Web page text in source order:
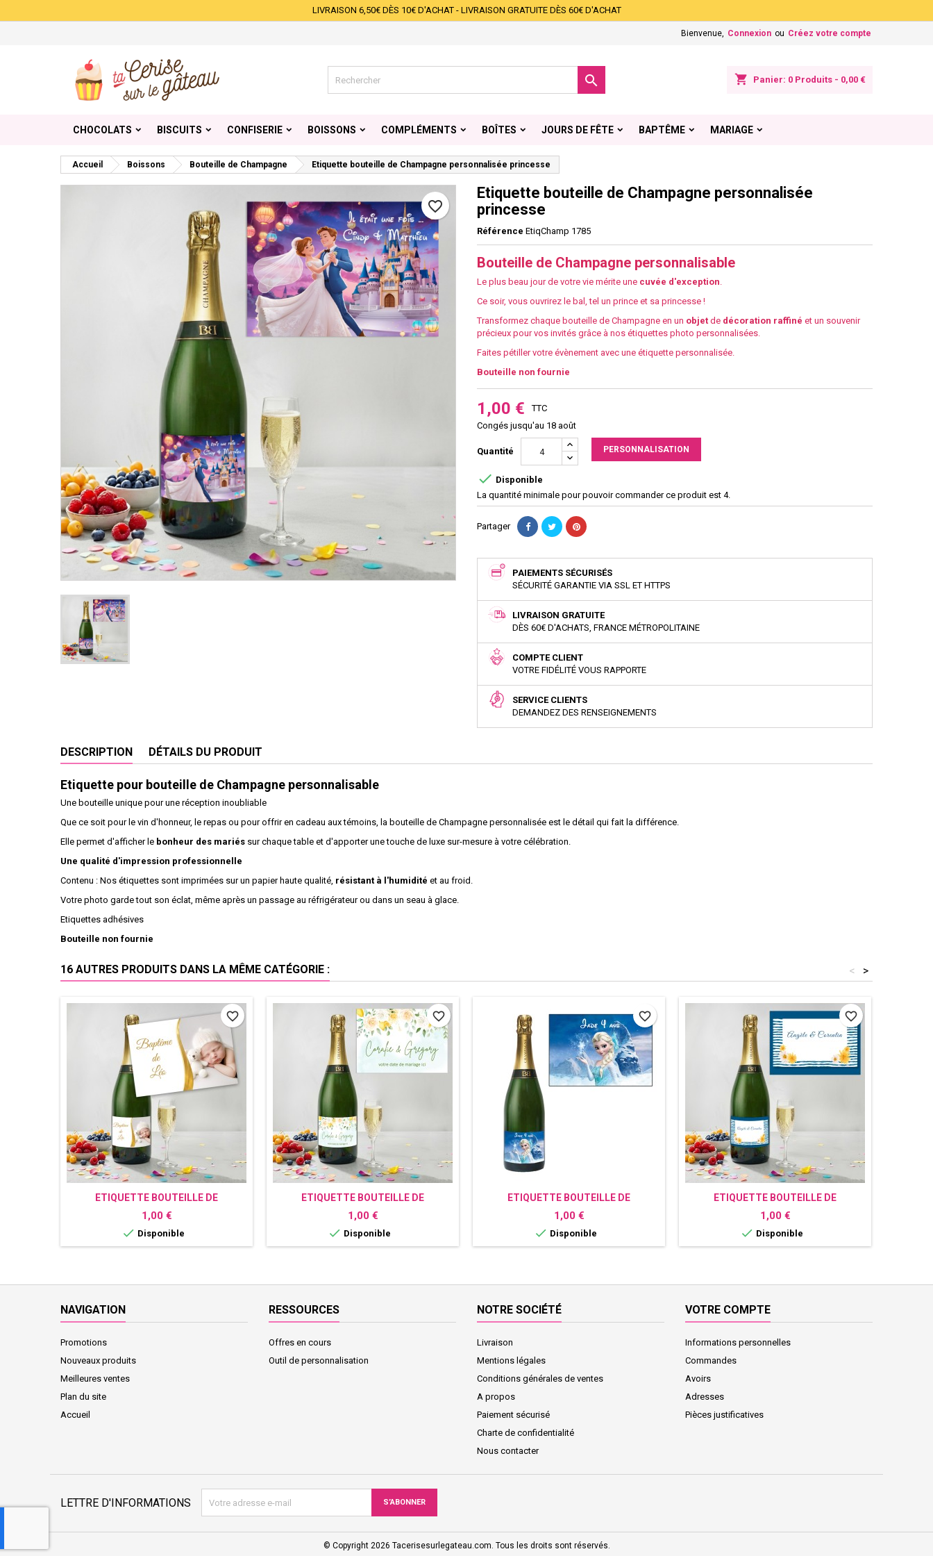
LIVRAISON 6,50€ DÈS 10€ D'ACHAT - LIVRAISON GRATUITE DÈS 60€ D'ACHAT
Bienvenue, Connexion ou Créez votre compte
shopping_cart Panier: 0 Produits - 0,00 €

CHOCOLATS BISCUITS CONFISERIE BOISSONS COMPLÉMENTS BOÎTES JOURS DE FÊTE BAPTÊME MARIAGE
Accueil Boissons Bouteille de Champagne Etiquette bouteille de Champagne personnalisée princesse
favorite_border
Etiquette bouteille de Champagne personnalisée
princesse
Référence EtiqChamp 1785
Bouteille de Champagne personnalisable
Le plus beau jour de votre vie mérite une cuvée d'exception.
Ce soir, vous ouvrirez le bal, tel un prince et sa princesse !
Transformez chaque bouteille de Champagne en un objet de décoration raffiné et un souvenir
précieux pour vos invités grâce à nos étiquettes photo personnalisées.
Faites pétiller votre évènement avec une étiquette personnalisée.
Bouteille non fournie
1,00 €
TTC
Congés jusqu'au 18 août
Quantité PERSONNALISATION
 Disponible
La quantité minimale pour pouvoir commander ce produit est 4.
Partager
PAIEMENTS SÉCURISÉS
SÉCURITÉ GARANTIE VIA SSL ET HTTPS
LIVRAISON GRATUITE
DÈS 60€ D'ACHATS, FRANCE MÉTROPOLITAINE
COMPTE CLIENT
VOTRE FIDÉLITÉ VOUS RAPPORTE
SERVICE CLIENTS
DEMANDEZ DES RENSEIGNEMENTS
DESCRIPTION DÉTAILS DU PRODUIT
Etiquette pour bouteille de Champagne personnalisable
Une bouteille unique pour une réception inoubliable
Que ce soit pour le vin d'honneur, le repas ou pour offrir en cadeau aux témoins, la bouteille de Champagne personnalisée est le détail qui fait la différence.
Elle permet d'afficher le bonheur des mariés sur chaque table et d'apporter une touche de luxe sur-mesure à votre célébration.
Une qualité d'impression professionnelle
Contenu : Nos étiquettes sont imprimées sur un papier haute qualité, résistant à l'humidité et au froid.
Votre photo garde tout son éclat, même après un passage au réfrigérateur ou dans un seau à glace.
Etiquettes adhésives
Bouteille non fournie
16 AUTRES PRODUITS DANS LA MÊME CATÉGORIE : >
<
ETIQUETTE BOUTEILLE DE
CHAMPAGNE PERSONNALISÉE AVEC
PHOTO - OR
Prix
1,00 €
 Disponible
favorite_border
ETIQUETTE BOUTEILLE DE
CHAMPAGNE PERSONNALISÉE CITRON
Prix
1,00 €
 Disponible
favorite_border
ETIQUETTE BOUTEILLE DE
CHAMPAGNE PERSONNALISÉE REINE
DES NEIGES
Prix
1,00 €
 Disponible
favorite_border
ETIQUETTE BOUTEILLE DE
CHAMPAGNE PERSONNALISÉE MARIN
Prix
1,00 €
 Disponible
favorite_border
NAVIGATION
Promotions
Nouveaux produits
Meilleures ventes
Plan du site
Accueil
RESSOURCES
Offres en cours
Outil de personnalisation
NOTRE SOCIÉTÉ
Livraison
Mentions légales
Conditions générales de ventes
A propos
Paiement sécurisé
Charte de confidentialité
Nous contacter
VOTRE COMPTE
Informations personnelles
Commandes
Avoirs
Adresses
Pièces justificatives
Créer une nouvelle liste
Nom de la liste d'envies
Vous devez être connecté pour ajouter des produits à votre liste d'envies.
LETTRE D'INFORMATIONS
© Copyright 2026 Tacerisesurlegateau.com. Tous les droits sont réservés.